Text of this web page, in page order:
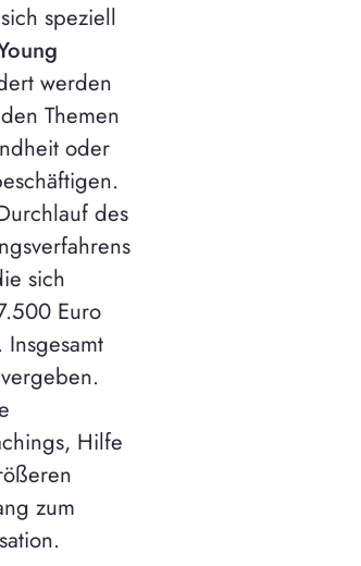
speziell
werden
Themen
oder
des
sich
Euro
Hilfe
zum